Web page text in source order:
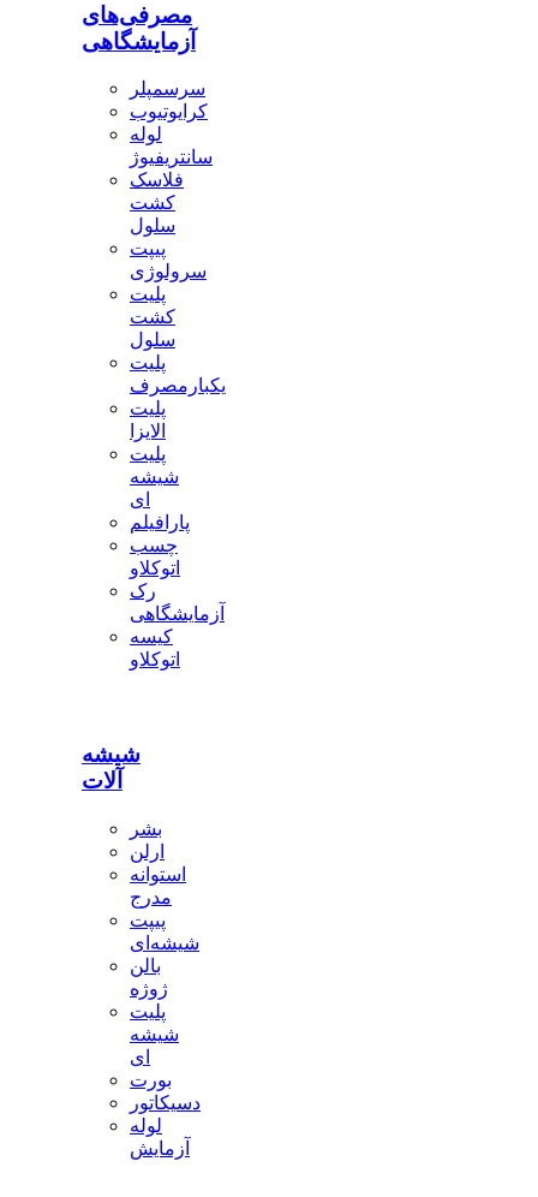
مصرفی‌های
آزمایشگاهی
سرسمپلر
کرایوتیوب
لوله
سانتریفیوژ
فلاسک
کشت
سلول
پیپت
سرولوژی
پلیت
کشت
سلول
پلیت
یکبارمصرف
پلیت
الایزا
پلیت
شیشه
ای
پارافیلم
چسب
اتوکلاو
رک
آزمایشگاهی
کیسه
اتوکلاو
شیشه
آلات
بشر
ارلن
استوانه
مدرج
پیپت
شیشه‌ای
بالن
ژوژه
پلیت
شیشه
ای
بورت
دسیکاتور
لوله
آزمایش